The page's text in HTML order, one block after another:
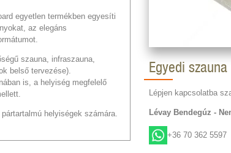
Egyedi
Lépjen kapcsolatba
Lévay Bendegúz -
+36 70 362 5597
egyetlen termékben egyesíti
az elegáns
szauna, infraszauna,
belső tervezése).
is, a helyiség megfelelő
helyiségek számára.